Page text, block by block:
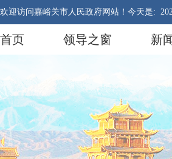
欢迎访问嘉峪关市人民政府网站！今天是:
首页 领导之窗 新